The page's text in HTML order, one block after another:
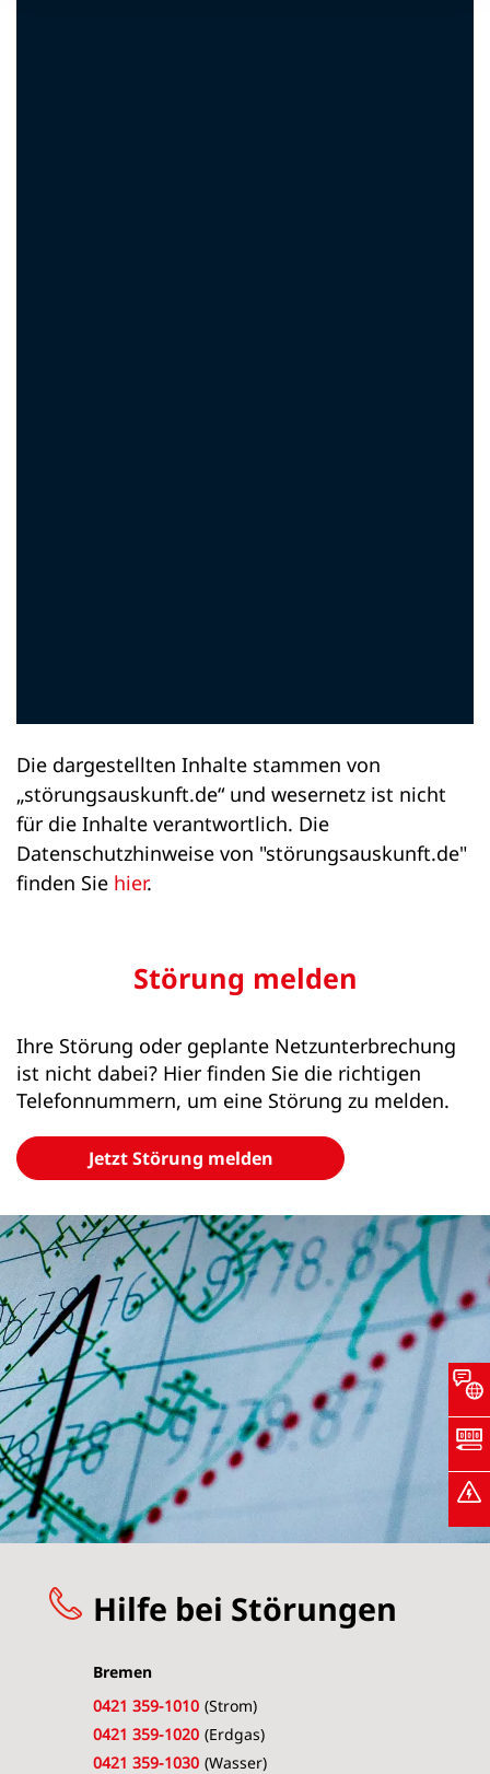
Die dargestellten Inhalte stammen von
„störungsauskunft.de“ und wesernetz ist nicht
für die Inhalte verantwortlich. Die
Datenschutzhinweise von "störungsauskunft.de"
finden Sie hier.
Störung melden
Ihre Störung oder geplante Netzunterbrechung
ist nicht dabei? Hier finden Sie die richtigen
Telefonnummern, um eine Störung zu melden.
Jetzt Störung melden
Hilfe bei Störungen
Bremen
0421 359-1010 (Strom)
0421 359-1020 (Erdgas)
0421 359-1030 (Wasser)